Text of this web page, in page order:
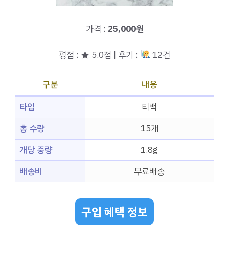
가격 : 25,000원
평점 : ★ 5.0점 | 후기 : 12건
구분
내용
타입
티백
총 수량
15개
개당 중량
1.8g
배송비
무료배송
구입 혜택 정보